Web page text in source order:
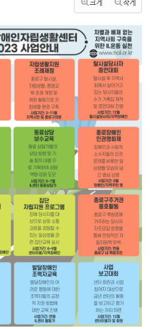
크게 작게